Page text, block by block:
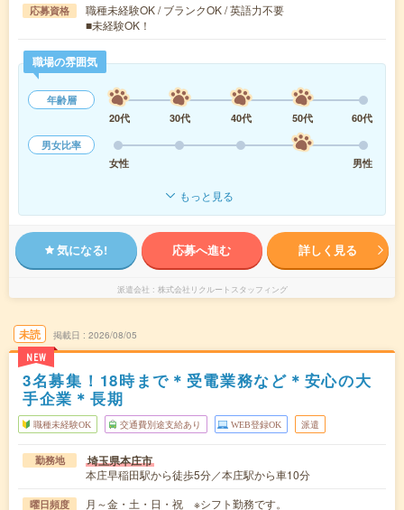
応募資格
職種未経験OK / ブランクOK / 英語力不要
■未経験OK！
職場の雰囲気
年齢層
20代
30代 40代 50代
60代
男女比率
女性
男性
もっと見る
気になる! 応募へ進む 詳しく見る
派遣会社 株式会社リクルートスタッフィング
未読
NEW
掲載日 2026/08/05
3名募集！18時まで＊受電業務など＊安心の大
手企業＊長期
職種未経験OK 交通費別途支給あり WEB登録OK 派遣
勤務地 埼玉県本庄市
本庄早稲田駅から徒歩5分／本庄駅から車10分
曜日頻度 月～金・土・日・祝 ※シフト勤務です。